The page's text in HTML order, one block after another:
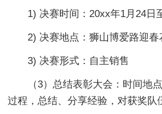
1) 决赛时间：20xx年1月24日
2) 决赛地点：狮山博爱路迎春
3) 决赛形式：自主销售
（3）总结表彰大会：时间地点
过程，总结、分享经验，对获奖队